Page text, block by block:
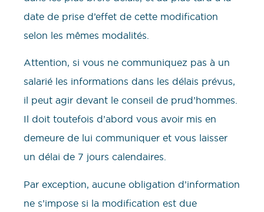
date de prise d’effet de cette modification
selon les mêmes modalités.
Attention, si vous ne communiquez pas à un
salarié les informations dans les délais prévus,
il peut agir devant le conseil de prud’hommes.
Il doit toutefois d’abord vous avoir mis en
demeure de lui communiquer et vous laisser
un délai de 7 jours calendaires.
Par exception, aucune obligation d’information
ne s’impose si la modification est due